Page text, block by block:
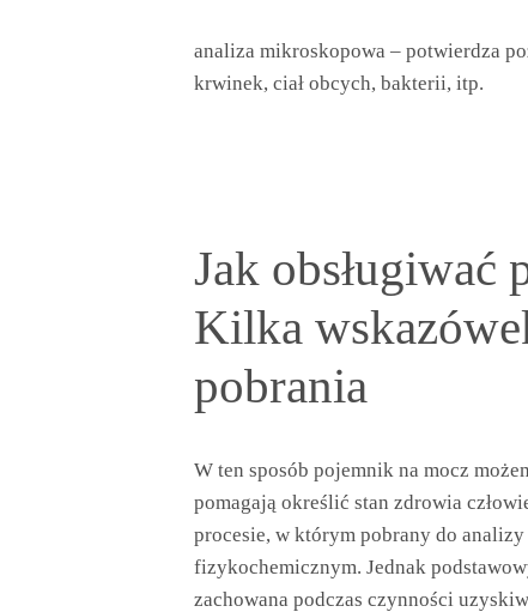
analiza mikroskopowa – potwierdza
krwinek, ciał obcych, bakterii, itp.
Jak obsługiwać
Kilka
pobrania
W ten sposób pojemnik na mocz
pomagają określić stan zdrowia
procesie, w którym pobrany do
fizykochemicznym. Jednak
zachowana podczas czynności